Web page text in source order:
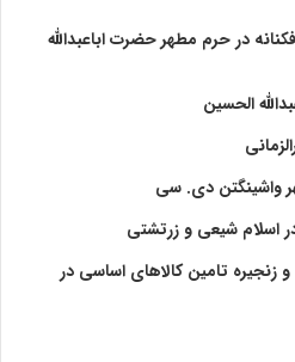
در حرم مطهر حضرت اباعبدالله
الحسین
واشينگتن دی. سی
اسلام شیعی و زرتشتی
زنجیره تامین کالاهای اساسی در